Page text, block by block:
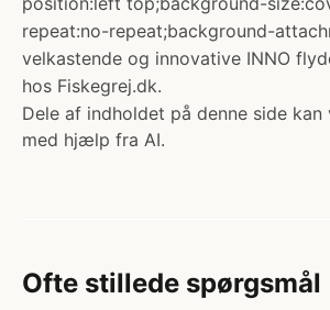
repeat:no-repeat;background-
velkastende og innovative INNO
hos Fiskegrej.dk.
Dele af indholdet på denne side
med hjælp fra AI.
Ofte stillede spørgsmål